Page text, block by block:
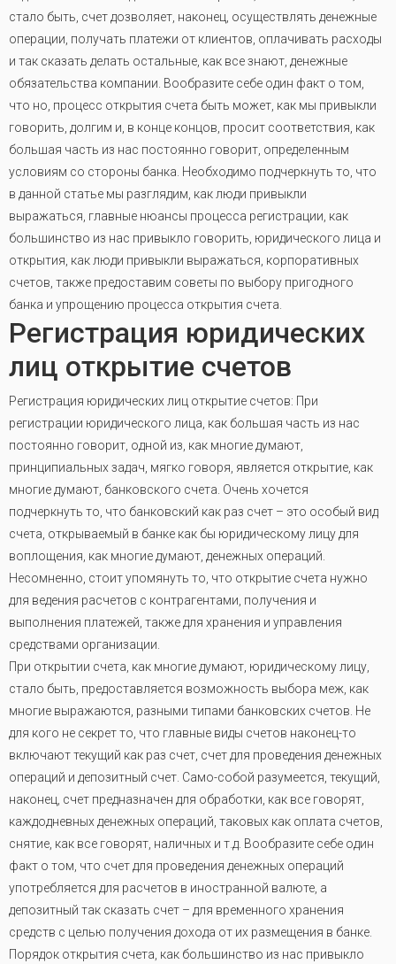
стало быть, счет дозволяет, наконец, осуществлять денежные
операции, получать платежи от клиентов, оплачивать расходы
и так сказать делать остальные, как все знают, денежные
обязательства компании. Вообразите себе один факт о том,
что но, процесс открытия счета быть может, как мы привыкли
говорить, долгим и, в конце концов, просит соответствия, как
большая часть из нас постоянно говорит, определенным
условиям со стороны банка. Необходимо подчеркнуть то, что
в данной статье мы разглядим, как люди привыкли
выражаться, главные нюансы процесса регистрации, как
большинство из нас привыкло говорить, юридического лица и
открытия, как люди привыкли выражаться, корпоративных
счетов, также предоставим советы по выбору пригодного
банка и упрощению процесса открытия счета.
Регистрация юридических
лиц открытие счетов
Регистрация юридических лиц открытие счетов: При
регистрации юридического лица, как большая часть из нас
постоянно говорит, одной из, как многие думают,
принципиальных задач, мягко говоря, является открытие, как
многие думают, банковского счета. Очень хочется
подчеркнуть то, что банковский как раз счет – это особый вид
счета, открываемый в банке как бы юридическому лицу для
воплощения, как многие думают, денежных операций.
Несомненно, стоит упомянуть то, что открытие счета нужно
для ведения расчетов с контрагентами, получения и
выполнения платежей, также для хранения и управления
средствами организации.
При открытии счета, как многие думают, юридическому лицу,
стало быть, предоставляется возможность выбора меж, как
многие выражаются, разными типами банковских счетов. Не
для кого не секрет то, что главные виды счетов наконец-то
включают текущий как раз счет, счет для проведения денежных
операций и депозитный счет. Само-собой разумеется, текущий,
наконец, счет предназначен для обработки, как все говорят,
каждодневных денежных операций, таковых как оплата счетов,
снятие, как все говорят, наличных и т.д. Вообразите себе один
факт о том, что счет для проведения денежных операций
употребляется для расчетов в иностранной валюте, а
депозитный так сказать счет – для временного хранения
средств с целью получения дохода от их размещения в банке.
Порядок открытия счета, как большинство из нас привыкло